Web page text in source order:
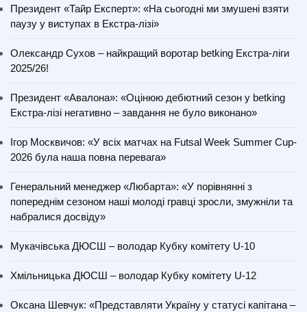
Президент «Тайр Експерт»: «На сьогодні ми змушені взяти
паузу у виступах в Екстра-лізі»
Олександр Сухов – найкращий воротар betking Екстра-ліги
2025/26!
Президент «Авалона»: «Оцінюю дебютний сезон у betking
Екстра-лізі негативно – завдання не було виконано»
Ігор Москвичов: «У всіх матчах на Futsal Week Summer Cup-
2026 була наша повна перевага»
Генеральний менеджер «Любарта»: «У порівнянні з
попереднім сезоном наші молоді гравці зросли, змужніли та
набралися досвіду»
Мукачівська ДЮСШ – володар Кубку комітету U-10
Хмільницька ДЮСШ – володар Кубку комітету U-12
Оксана Шевчук: «Представляти Україну у статусі капітана –